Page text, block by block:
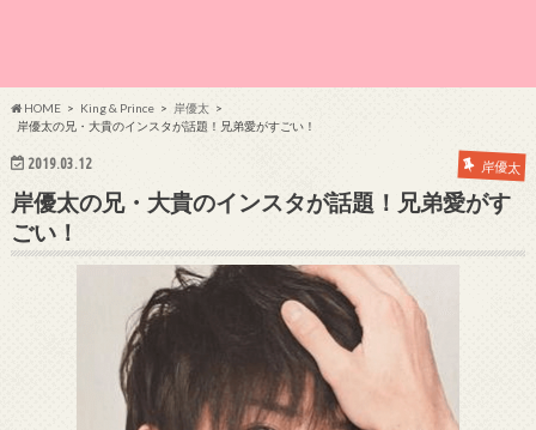
HOME King & Prince
岸優太
岸優太の兄・大貴のインスタが話題！兄弟愛がすごい！
2019.03.12 岸優太
岸優太の兄・大貴のインスタが話題！兄弟愛がす
ごい！